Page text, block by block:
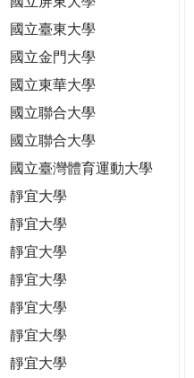
國立臺東大學
國立金門大學
國立東華大學
國立聯合大學
國立聯合大學
國立臺灣體育運動大學
靜宜大學
靜宜大學
靜宜大學
靜宜大學
靜宜大學
靜宜大學
靜宜大學